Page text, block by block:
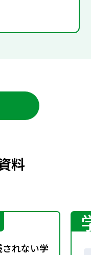
料
れない学